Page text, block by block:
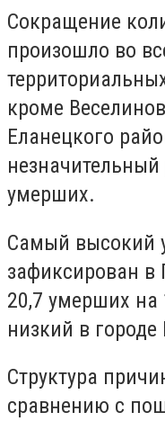
Сокращение
произошло во
кроме
Еланецкого
незначительный
умерших.
Самый высокий
зафиксирован
20,7 умерших на
низкий в
Структура
сравнению с